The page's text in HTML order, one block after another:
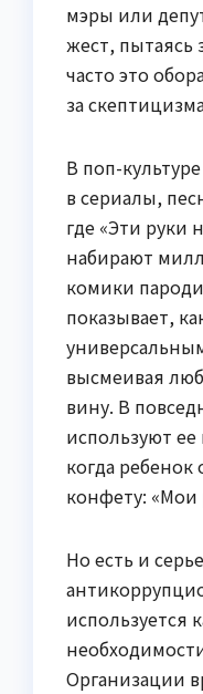
мэры или
жест, пытаясь
часто это
за
В поп-
в сериалы,
где «Эти руки
набирают
комики
показывает,
высмеивая
вину. В
используют
когда ребенок
конфету: «Мои
Но есть и
используется
Организации